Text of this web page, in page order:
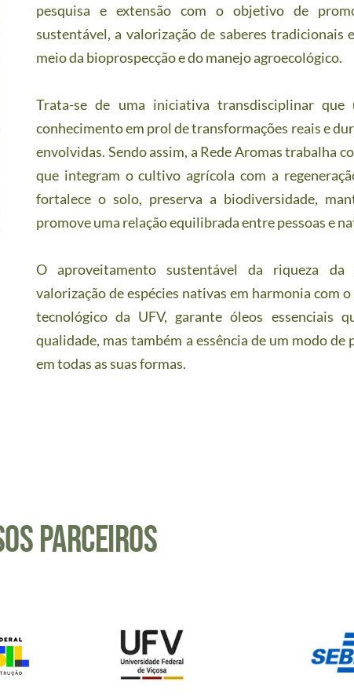
pesquisa e extensão com o objetivo de
sustentável, a valorização de saberes tradicionais
meio da bioprospecção e do manejo agroecológico.
Trata-se de uma iniciativa transdisciplinar que
conhecimento em prol de transformações reais e
envolvidas. Sendo assim, a Rede Aromas trabalha
que integram o cultivo agrícola com a
fortalece o solo, preserva a biodiversidade,
promove uma relação equilibrada entre pessoas e
O aproveitamento sustentável da riqueza
valorização de espécies nativas em harmonia com
tecnológico da UFV, garante óleos essenciais
qualidade, mas também a essência de um modo
em todas as suas formas.
parceiros